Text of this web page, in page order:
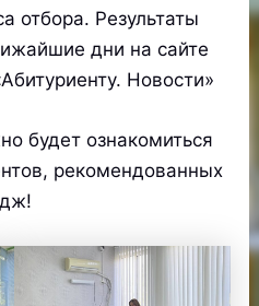
отбора. Результаты
дни на сайте
Новости»
будет ознакомиться
рекомендованных